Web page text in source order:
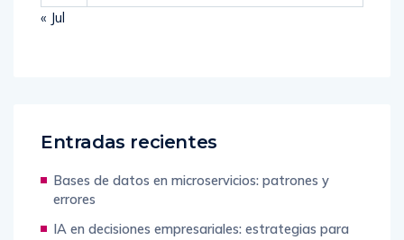
« Jul
Entradas recientes
Bases de datos en microservicios: patrones y
errores
IA en decisiones empresariales: estrategias para